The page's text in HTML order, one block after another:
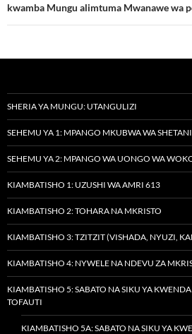
kwamba Mungu alimtuma Mwanawe wa
SHERIA YA MUNGU: UTANGULIZI
SEHEMU YA 1: MPANGO MKUBWA WA
SEHEMU YA 2: MPANGO WA UONGO WA
KIAMBATISHO 1: UZUSHI WA AMRI 613
KIAMBATISHO 2: TOHARA NA MKRISTO
KIAMBATISHO 3: TZITZIT (VISHADA, NYUZI,
KIAMBATISHO 4: NYWELE NA NDEVU ZA
KIAMBATISHO 5: SABATO NA SIKU YA
TOFAUTI
KIAMBATISHO 5A: SABATO NA SIKU YA